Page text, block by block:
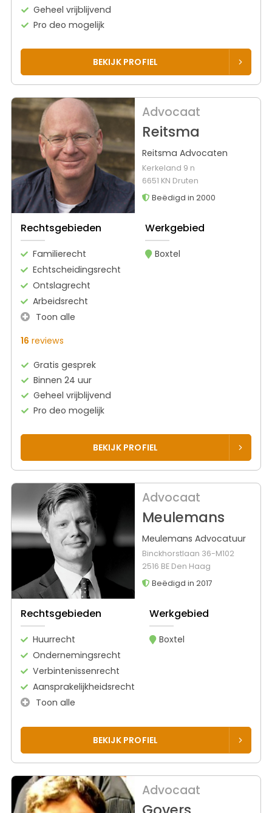
Geheel vrijblijvend
Pro deo mogelijk
BEKIJK PROFIEL
Advocaat
Reitsma
Reitsma Advocaten
Kerkeland 9 n
6651 KN Druten
Beëdigd in 2000
Rechtsgebieden
Familierecht
Echtscheidingsrecht
Ontslagrecht
Arbeidsrecht
Toon alle
Werkgebied
Boxtel
16 reviews
Gratis gesprek
Binnen 24 uur
Geheel vrijblijvend
Pro deo mogelijk
BEKIJK PROFIEL
Advocaat
Meulemans
Meulemans Advocatuur
Binckhorstlaan 36-M102
2516 BE Den Haag
Beëdigd in 2017
Rechtsgebieden
Huurrecht
Ondernemingsrecht
Verbintenissenrecht
Aansprakelijkheidsrecht
Toon alle
Werkgebied
Boxtel
BEKIJK PROFIEL
Advocaat